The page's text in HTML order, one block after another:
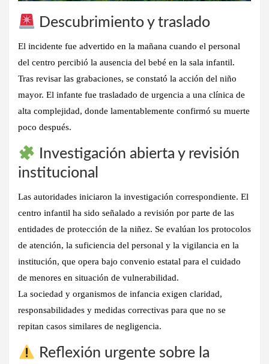
Descubrimiento y traslado
El incidente fue advertido en la mañana cuando el personal
del centro percibió la ausencia del bebé en la sala infantil.
Tras revisar las grabaciones, se constató la acción del niño
mayor. El infante fue trasladado de urgencia a una clínica de
alta complejidad, donde lamentablemente confirmó su muerte
poco después.
Investigación abierta y revisión
institucional
Las autoridades iniciaron la investigación correspondiente. El
centro infantil ha sido señalado a revisión por parte de las
entidades de protección de la niñez. Se evalúan los protocolos
de atención, la suficiencia del personal y la vigilancia en la
institución, que opera bajo convenio estatal para el cuidado
de menores en situación de vulnerabilidad.
La sociedad y organismos de infancia exigen claridad,
responsabilidades y medidas correctivas para que no se
repitan casos similares de negligencia.
Reflexión urgente sobre la